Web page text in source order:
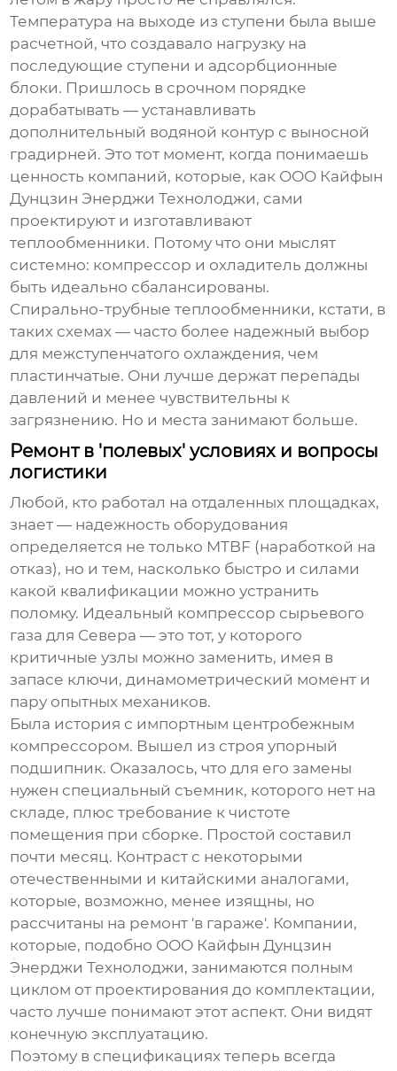
Температура на выходе из ступени была выше
расчетной, что создавало нагрузку на
последующие ступени и адсорбционные
блоки. Пришлось в срочном порядке
дорабатывать — устанавливать
дополнительный водяной контур с выносной
градирней. Это тот момент, когда понимаешь
ценность компаний, которые, как ООО Кайфын
Дунцзин Энерджи Технолоджи, сами
проектируют и изготавливают
теплообменники. Потому что они мыслят
системно: компрессор и охладитель должны
быть идеально сбалансированы.
Спирально-трубные теплообменники, кстати, в
таких схемах — часто более надежный выбор
для межступенчатого охлаждения, чем
пластинчатые. Они лучше держат перепады
давлений и менее чувствительны к
загрязнению. Но и места занимают больше.
Ремонт в 'полевых' условиях и вопросы
логистики
Любой, кто работал на отдаленных площадках,
знает — надежность оборудования
определяется не только MTBF (наработкой на
отказ), но и тем, насколько быстро и силами
какой квалификации можно устранить
поломку. Идеальный компрессор сырьевого
газа для Севера — это тот, у которого
критичные узлы можно заменить, имея в
запасе ключи, динамометрический момент и
пару опытных механиков.
Была история с импортным центробежным
компрессором. Вышел из строя упорный
подшипник. Оказалось, что для его замены
нужен специальный съемник, которого нет на
складе, плюс требование к чистоте
помещения при сборке. Простой составил
почти месяц. Контраст с некоторыми
отечественными и китайскими аналогами,
которые, возможно, менее изящны, но
рассчитаны на ремонт 'в гараже'. Компании,
которые, подобно ООО Кайфын Дунцзин
Энерджи Технолоджи, занимаются полным
циклом от проектирования до комплектации,
часто лучше понимают этот аспект. Они видят
конечную эксплуатацию.
Поэтому в спецификациях теперь всегда